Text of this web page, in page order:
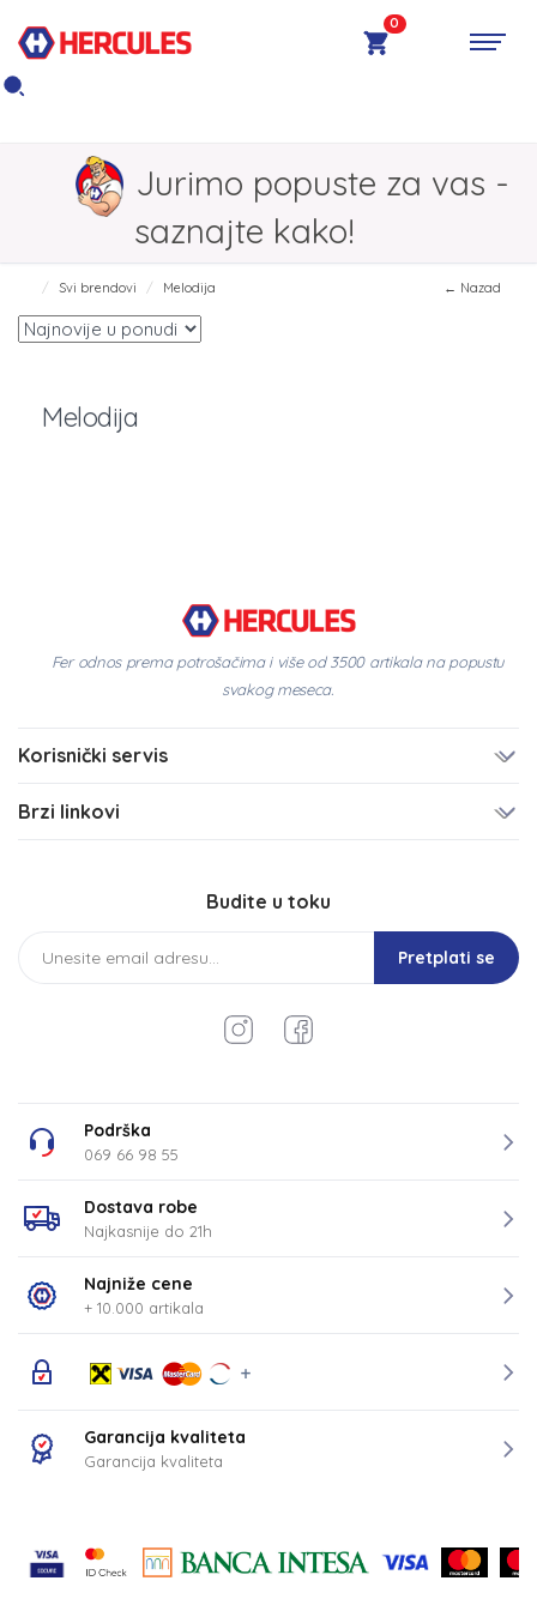
0
Jurimo popuste za vas -
saznajte kako!
Svi brendovi Melodija ← Nazad
Melodija
Fer odnos prema potrošačima i više od 3500 artikala na popustu
svakog meseca.
Korisnički servis
Brzi linkovi
Budite u toku
Pretplati se
Podrška
069 66 98 55
Dostava robe
Najkasnije do 21h
Najniže cene
+ 10.000 artikala
Garancija kvaliteta
Garancija kvaliteta